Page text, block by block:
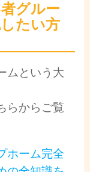
グルー
たい方
ムという大
らからご覧
ホーム完全